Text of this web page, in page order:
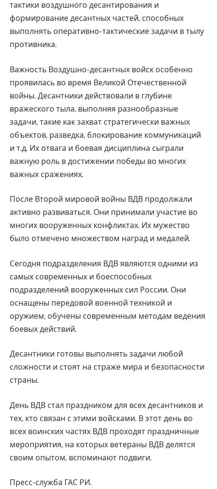
тактики воздушного десантирования и
формирование десантных частей, способных
выполнять оперативно-тактические задачи в тылу
противника.
Важность Воздушно-десантных войск особенно
проявилась во время Великой Отечественной
войны. Десантники действовали в глубине
вражеского тыла, выполняя разнообразные
задачи, такие как захват стратегически важных
объектов, разведка, блокирование коммуникаций
и т.д. Их отвага и боевая дисциплина сыграли
важную роль в достижении победы во многих
важных сражениях.
После Второй мировой войны ВДВ продолжали
активно развиваться. Они принимали участие во
многих вооруженных конфликтах. Их мужество
было отмечено множеством наград и медалей.
Сегодня подразделения ВДВ являются одними из
самых современных и боеспособных
подразделений вооруженных сил России. Они
оснащены передовой военной техникой и
оружием, обучены современным методам ведения
боевых действий.
Десантники готовы выполнять задачи любой
сложности и стоят на страже мира и безопасности
страны.
День ВДВ стал праздником для всех десантников и
тех, кто связан с этими войсками. В этот день во
всех воинских частях ВДВ проходят праздничные
мероприятия, на которых ветераны ВДВ делятся
своим опытом, вспоминают подвиги.
Пресс-служба ГАС РИ.